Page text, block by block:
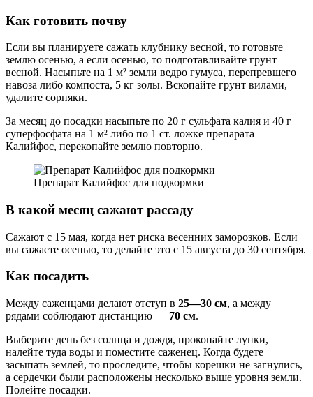
Как готовить почву
Если вы планируете сажать клубнику весной, то готовьте
землю осенью, а если осенью, то подготавливайте грунт
весной. Насыпьте на 1 м² земли ведро гумуса, перепревшего
навоза либо компоста, 5 кг золы. Вскопайте грунт вилами,
удалите сорняки.
За месяц до посадки насыпьте по 20 г сульфата калия и 40 г
суперфосфата на 1 м² либо по 1 ст. ложке препарата
Калийфос, перекопайте землю повторно.
Препарат Калийфос для подкормки
В какой месяц сажают рассаду
Сажают с 15 мая, когда нет риска весенних заморозков. Если
вы сажаете осенью, то делайте это с 15 августа до 30 сентября.
Как посадить
Между саженцами делают отступ в 25—30 см, а между
рядами соблюдают дистанцию — 70 см.
Выберите день без солнца и дождя, прокопайте лунки,
налейте туда воды и поместите саженец. Когда будете
засыпать землей, то проследите, чтобы корешки не загнулись,
а сердечки были расположены несколько выше уровня земли.
Полейте посадки.